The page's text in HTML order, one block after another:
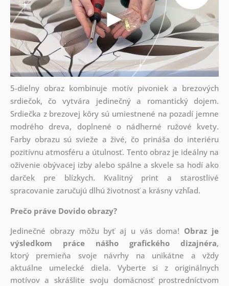
5-dielny obraz kombinuje motív pivoniek a brezových
srdiečok, čo vytvára jedinečný a romantický dojem.
Srdiečka z brezovej kôry sú umiestnené na pozadí jemne
modrého dreva, doplnené o nádherné ružové kvety.
Farby obrazu sú svieže a živé, čo prináša do interiéru
pozitívnu atmosféru a útulnosť. Tento obraz je ideálny na
oživenie obývacej izby alebo spálne a skvele sa hodí ako
darček pre blízkych. Kvalitný print a starostlivé
spracovanie zaručujú dlhú životnosť a krásny vzhľad.
Prečo práve Dovido obrazy?
Jedinečné obrazy môžu byť aj u vás doma! Obraz je
výsledkom práce nášho grafického dizajnéra,
ktorý premieňa svoje návrhy na unikátne a vždy
aktuálne umelecké diela. Vyberte si z originálnych
motívov a skrášlite svoju domácnosť prostredníctvom